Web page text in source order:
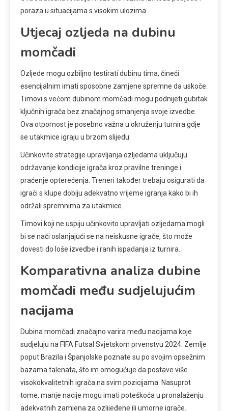
poraza u situacijama s visokim ulozima.
Utjecaj ozljeda na dubinu
momčadi
Ozljede mogu ozbiljno testirati dubinu tima, čineći
esencijalnim imati sposobne zamjene spremne da uskoče.
Timovi s većom dubinom momčadi mogu podnijeti gubitak
ključnih igrača bez značajnog smanjenja svoje izvedbe.
Ova otpornost je posebno važna u okruženju turnira gdje
se utakmice igraju u brzom slijedu.
Učinkovite strategije upravljanja ozljedama uključuju
održavanje kondicije igrača kroz pravilne treninge i
praćenje opterećenja. Treneri također trebaju osigurati da
igrači s klupe dobiju adekvatno vrijeme igranja kako bi ih
održali spremnima za utakmice.
Timovi koji ne uspiju učinkovito upravljati ozljedama mogli
bi se naći oslanjajući se na neiskusne igrače, što može
dovesti do loše izvedbe i ranih ispadanja iz turnira.
Komparativna analiza dubine
momčadi među sudjelujućim
nacijama
Dubina momčadi značajno varira među nacijama koje
sudjeluju na FIFA Futsal Svjetskom prvenstvu 2024. Zemlje
poput Brazila i Španjolske poznate su po svojim opsežnim
bazama talenata, što im omogućuje da postave više
visokokvalitetnih igrača na svim pozicijama. Nasuprot
tome, manje nacije mogu imati poteškoća u pronalaženju
adekvatnih zamjena za ozlijeđene ili umorne igrače.